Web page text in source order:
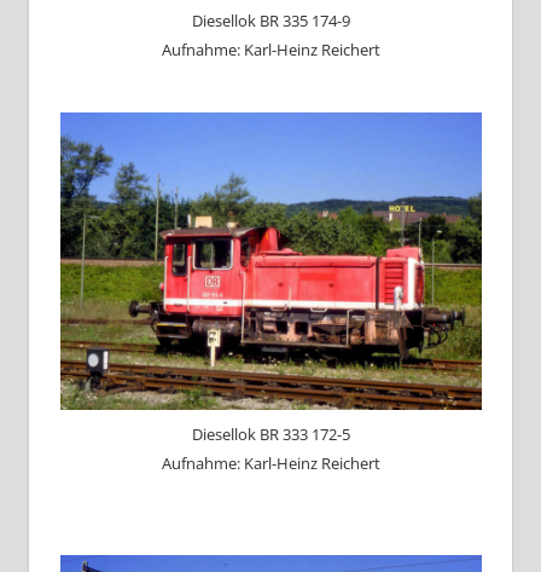
Diesellok BR 335 174-9
Aufnahme: Karl-Heinz Reichert
Diesellok BR 333 172-5
Aufnahme: Karl-Heinz Reichert